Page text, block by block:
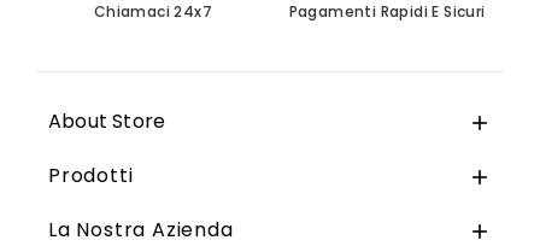
Chiamaci 24x7 Pagamenti Rapidi E Sicuri
About Store 
Prodotti 
La Nostra Azienda 